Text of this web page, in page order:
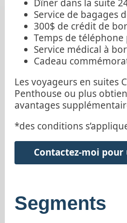
Dîner dans la suite
Service de bagages
300$ de crédit de
Temps de téléphone
Service médical à
Cadeau
Les voyageurs en suites
Penthouse ou plus
avantages
*des conditions
Contactez-moi pour
Segments